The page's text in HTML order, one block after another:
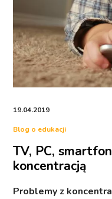
19.04.2019
Blog o edukacji
TV, PC,
koncentracją
Problemy z